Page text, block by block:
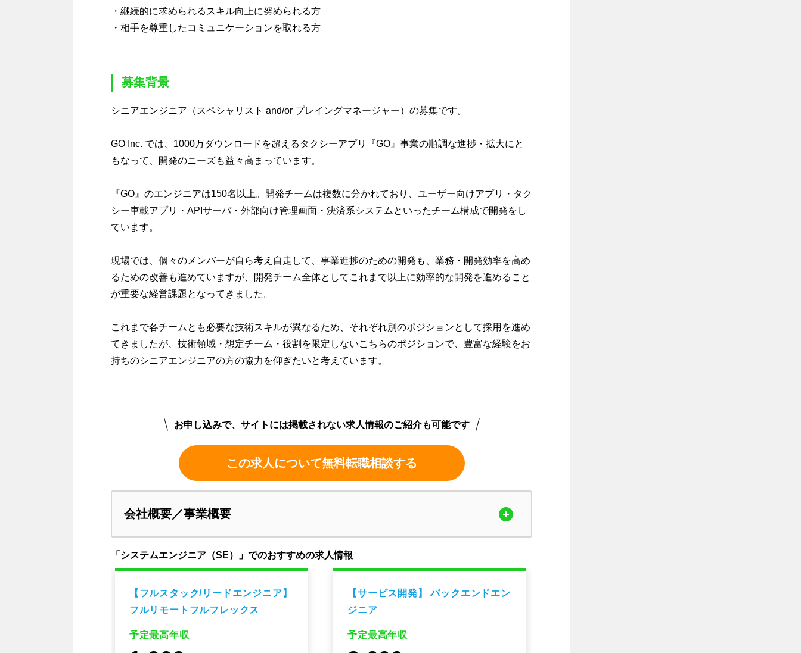
・継続的に求められるスキル向上に努められる方
・相手を尊重したコミュニケーションを取れる方
募集背景
シニアエンジニア（スペシャリスト and/or プレイングマネージャー）の募集です。
GO Inc. では、1000万ダウンロードを超えるタクシーアプリ『GO』事業の順調な進捗・拡大にと
もなって、開発のニーズも益々高まっています。
『GO』のエンジニアは150名以上。開発チームは複数に分かれており、ユーザー向けアプリ・タク
シー車載アプリ・APIサーバ・外部向け管理画面・決済系システムといったチーム構成で開発をし
ています。
現場では、個々のメンバーが自ら考え自走して、事業進捗のための開発も、業務・開発効率を高め
るための改善も進めていますが、開発チーム全体としてこれまで以上に効率的な開発を進めること
が重要な経営課題となってきました。
これまで各チームとも必要な技術スキルが異なるため、それぞれ別のポジションとして採用を進め
てきましたが、技術領域・想定チーム・役割を限定しないこちらのポジションで、豊富な経験をお
持ちのシニアエンジニアの方の協力を仰ぎたいと考えています。
お申し込みで、サイトには掲載されない求人情報のご紹介も可能です
この求人について無料転職相談する
会社概要／事業概要
「システムエンジニア（SE）」でのおすすめの求人情報
【フルスタック/リードエンジニア】
フルリモートフルフレックス
予定最高年収
【サービス開発】 バックエンドエン
ジニア
予定最高年収